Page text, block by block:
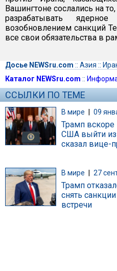
Вашингтоне сослались на
разрабатывать
возобновлением санкций
все свои обязательства в
Досье NEWSru.com :: Азия ::
Каталог NEWSru.com ::
ССЫЛКИ ПО ТЕМЕ
В мире | 09
Трамп
США выйти из
сказал вице-
В мире 27
Трамп
снять
встречи